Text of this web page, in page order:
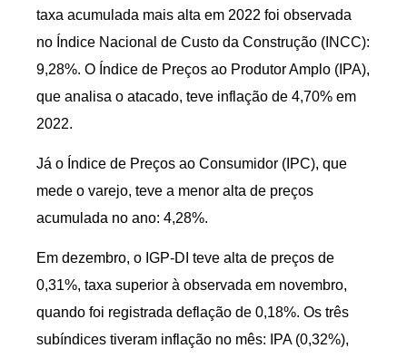
taxa acumulada mais alta em 2022 foi observada
no Índice Nacional de Custo da Construção (INCC):
9,28%. O Índice de Preços ao Produtor Amplo (IPA),
que analisa o atacado, teve inflação de 4,70% em
2022.
Já o Índice de Preços ao Consumidor (IPC), que
mede o varejo, teve a menor alta de preços
acumulada no ano: 4,28%.
Em dezembro, o IGP-DI teve alta de preços de
0,31%, taxa superior à observada em novembro,
quando foi registrada deflação de 0,18%. Os três
subíndices tiveram inflação no mês: IPA (0,32%),